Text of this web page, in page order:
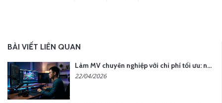
BÀI VIẾT LIÊN QUAN
Làm MV chuyên nghiệp với chi phí tối ưu: nên chọn quay thực tế hay video AI?
22/04/2026